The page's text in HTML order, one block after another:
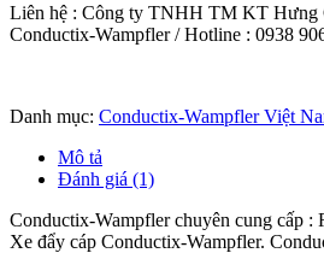
Liên hệ : Công ty TNHH TM KT Hưng
Conductix-Wampfler / Hotline : 0938
Danh mục: Conductix-Wampfler Việt
Mô tả
Đánh giá (1)
Conductix-Wampfler chuyên cung cấp
Xe đẩy cáp Conductix-Wampfler.